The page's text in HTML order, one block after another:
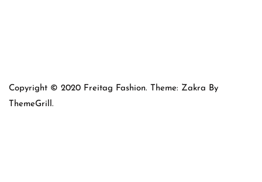
Copyright © 2020 Freitag Fashion. Theme: Zakra By
ThemeGrill.